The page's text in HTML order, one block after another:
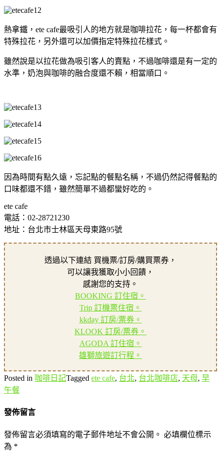
熱拿鐵，ete cafe最吸引人的地方就是咖啡拉花，每一杯都會有
特殊拉花，另外還可以加價指定特殊拉花樣式。
雖然說是以拉花做為吸引客人的賣點，不過咖啡還是有一定的
水準，奶泡與咖啡的融合度還不賴，相當順口。
因為時間有點久遠，忘記點的餐點名稱，不過仍然記得餐點的
口味都還不錯，雖然簡單不過都蠻好吃的。
ete cafe
電話：02-28721230
地址：台北市士林區天母東路95號
透過以下連結 買機票/訂房/購買票券，
可以讓我獲取小小回饋，
感謝您的支持。
BOOKING 訂住宿。
Trip 訂機票住宿。
kkday 訂房/票券。
KLOOK 訂房/票券。
AGODA 訂住宿。
雄獅旅遊訂行程。
Posted in 咖啡日記Tagged ete cafe, 台北, 台北咖啡店, 天母, 早
午餐
發佈留言
發佈留言必須填寫的電子郵件地址不會公開。 必填欄位標示
為 *